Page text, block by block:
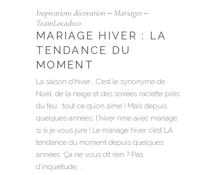
Inspirations décoration
Mariages
TeamLocadeco
MARIAGE HIVER : LA
TENDANCE DU
MOMENT
La saison d’hiver… C’est le synonyme de
Noël, de la neige et des soirées raclette près
du feu : tout ce qu’on aime ! Mais depuis
quelques années, l'hiver rime avec mariage,
si si je vous jure ! Le mariage hiver c’est LA
tendance du moment depuis quelques
années. Ça ne vous dit rien ? Pas
d’inquiétude,